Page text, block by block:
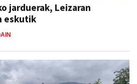
jarduerak, Leizaran
eskutik